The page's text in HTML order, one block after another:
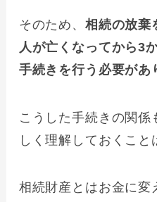
そのため、 相続の放棄
人が亡くなってから3
手続きを行う必要があ
こうした手続きの関
しく理解しておくこと
相続財産とはお金に変